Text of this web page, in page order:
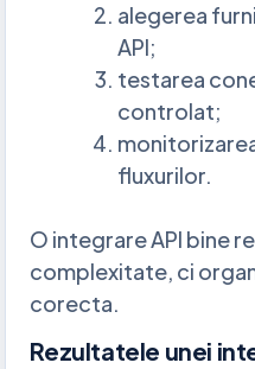
alegerea
API;
testarea
controlat;
fluxurilor.
O integrare API bine
complexitate, ci
corecta.
Rezultatele unei